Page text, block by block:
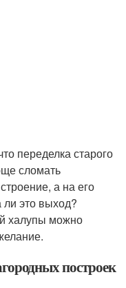
переделка старого
сломать
а на его
ли это выход?
халупы можно
построек